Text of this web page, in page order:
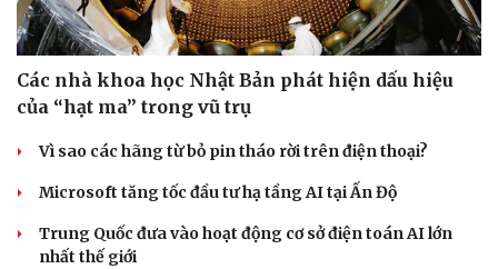
Các nhà khoa học Nhật Bản phát hiện dấu hiệu
của “hạt ma” trong vũ trụ
Vì sao các hãng từ bỏ pin tháo rời trên điện thoại?
Microsoft tăng tốc đầu tư hạ tầng AI tại Ấn Độ
Trung Quốc đưa vào hoạt động cơ sở điện toán AI lớn
nhất thế giới